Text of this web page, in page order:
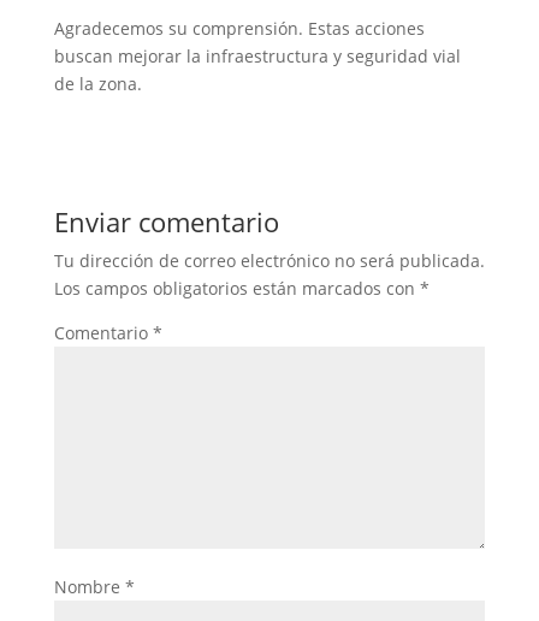
Agradecemos su comprensión. Estas acciones
buscan mejorar la infraestructura y seguridad vial
de la zona.
Enviar comentario
Tu dirección de correo electrónico no será publicada.
Los campos obligatorios están marcados con *
Comentario *
Nombre *